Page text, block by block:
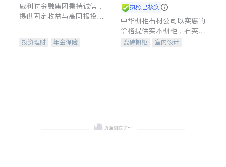
威利时金融集团秉持诚信，
提供固定收益与高回报投资
合，助力客户实现目标
投资理财
年金保险
执照已核实
中华橱柜石材公司以实惠的
价格提供实木橱柜，石英石
台面，多种优质不锈钢水
瓷砖橱柜
室内设计